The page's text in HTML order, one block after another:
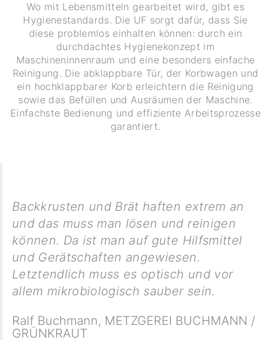
Wo mit Lebensmitteln gearbeitet wird, gibt es
Hygienestandards. Die UF sorgt dafür, dass Sie
diese problemlos einhalten können: durch ein
durchdachtes Hygienekonzept im
Maschineninnenraum und eine besonders einfache
Reinigung. Die abklappbare Tür, der Korbwagen und
ein hochklappbarer Korb erleichtern die Reinigung
sowie das Befüllen und Ausräumen der Maschine.
Einfachste Bedienung und effiziente Arbeitsprozesse
garantiert.
Backkrusten und Brät haften extrem an
und das muss man lösen und reinigen
können. Da ist man auf gute Hilfsmittel
und Gerätschaften angewiesen.
Letztendlich muss es optisch und vor
allem mikrobiologisch sauber sein.
Ralf Buchmann, METZGEREI BUCHMANN /
GRÜNKRAUT